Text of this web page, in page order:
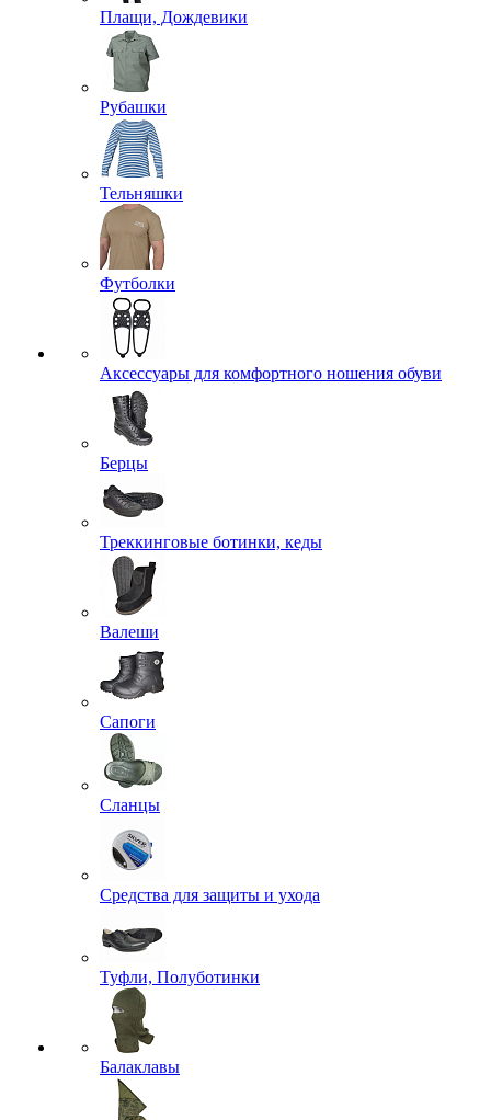
Плащи, Дождевики
Рубашки
Тельняшки
Футболки
Аксессуары для комфортного ношения обуви
Берцы
Треккинговые ботинки, кеды
Валеши
Сапоги
Сланцы
Средства для защиты и ухода
Туфли, Полуботинки
Балаклавы